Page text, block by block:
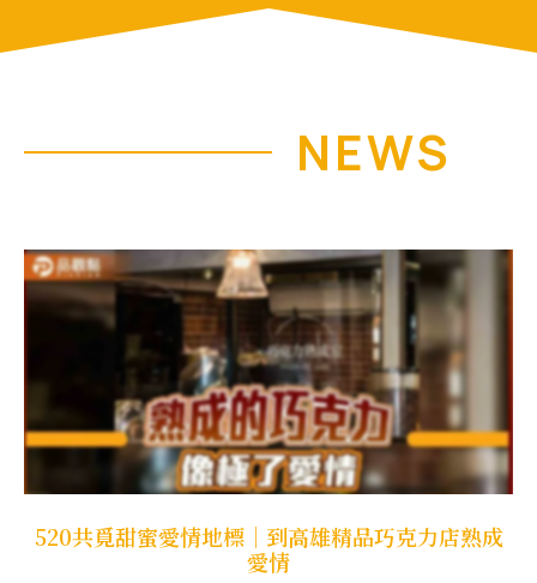
NEWS
520共覓甜蜜愛情地標｜到高雄精品巧克力店熟成
愛情